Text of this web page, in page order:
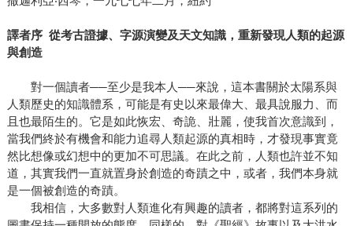
譯者序 從考古證據、字源演變及天文知識，重新發現人類的起源
與創造
對一個讀者──至少是我本人──來說，這本書關於太陽系與
人類歷史的知識體系，可能是有史以來最偉大、最具說服力、而
且也最陌生的。它是如此恢宏、奇詭、壯麗，使我首次意識到，
當我們終於有機會和能力追尋人類起源的真相時，才發現事實竟
然比想像或幻想中的更加不可思議。在此之前，人類也許並不知
道，其實我們一直就置身於創造的奇蹟之中，或者，我們本身就
是一個被創造的奇蹟。
我相信，大多數對人類進化有興趣的讀者，都將對這系列的